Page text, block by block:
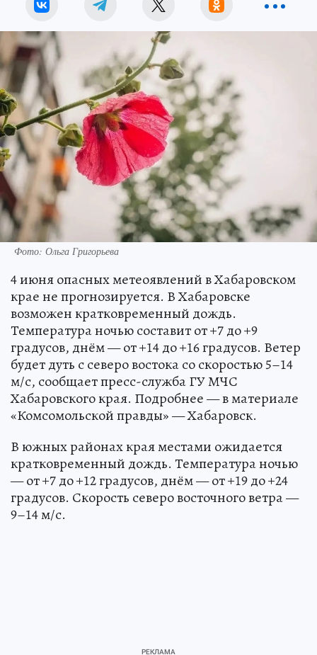
Фото: Ольга Григорьева
4 июня опасных метеоявлений в Хабаровском
крае не прогнозируется. В Хабаровске
возможен кратковременный дождь.
Температура ночью составит от +7 до +9
градусов, днём — от +14 до +16 градусов. Ветер
будет дуть с северо востока со скоростью 5–14
м/с, сообщает пресс-служба ГУ МЧС
Хабаровского края. Подробнее — в материале
«Комсомольской правды» — Хабаровск.
В южных районах края местами ожидается
кратковременный дождь. Температура ночью
— от +7 до +12 градусов, днём — от +19 до +24
градусов. Скорость северо восточного ветра —
9–14 м/с.